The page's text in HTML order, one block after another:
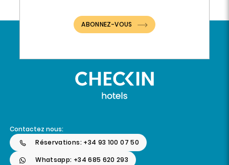
ABONNEZ-VOUS
Contactez nous:
Réservations: +34 93 100 07 50
Whatsapp: +34 685 620 293